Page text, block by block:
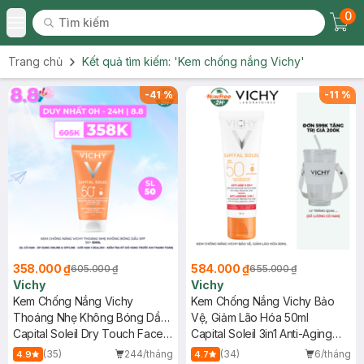
Toggle Menu
Tìm kiếm
Tìm kiếm
0
Trang chủ Kết quả tìm kiếm: 'Kem chống nắng Vichy'
-41%
358.000 ₫605.000 ₫
Vichy
Kem Chống Nắng Vichy
Thoáng Nhẹ Không Bóng Dầu
SPF 50+ 50ml
Capital Soleil Dry Touch Face
Fluid SPF50+ UVB+UVA
4.9 (35)
244/tháng
-11 %
584.000 ₫655.000 ₫
Vichy
Kem Chống Nắng Vichy Bảo
Vệ, Giảm Lão Hóa 50ml
Capital Soleil 3in1 Anti-Aging
SPF50
4.7 (34)
6/tháng